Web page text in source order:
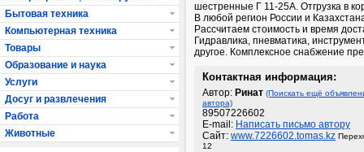
шестренные Г 11-25А. Отгрузка в
В любой регион России и
Рассчитаем стоимость и время
Гидравлика, пневматика,
другое. Комплексное снабжение
Контактная информация:
Автор: Ринат (Поискать ещё
автора)
89507226602
E-mail: Написать письмо автору
Сайт: www.7226602.tomas.kz
12
Бытовая техника
Компьютерная техника
Товары
Образование и наука
Услуги
Досуг и развлечения
Работа
Животные